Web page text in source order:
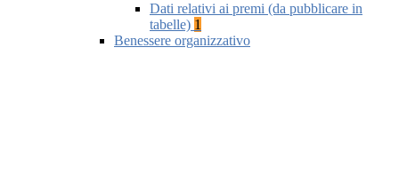
Dati relativi ai premi (da pubblicare in
tabelle) 1
Benessere organizzativo